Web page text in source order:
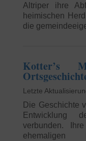
Altriper ihre
heimischen
die
Kotter’s
Die Geschichte
Entwicklung
verbunden.
ehemaligen